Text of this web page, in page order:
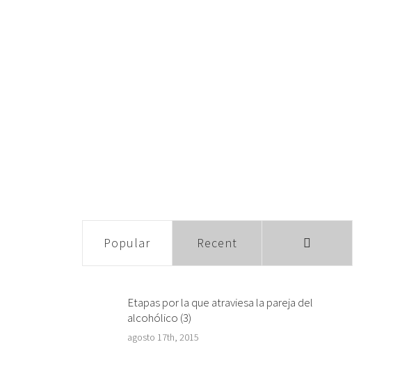
Popular Recent
Etapas por la que atraviesa la pareja del
alcohólico (3)
agosto 17th, 2015